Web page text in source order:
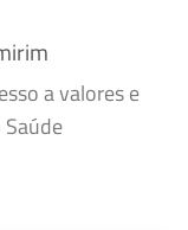
a valores e